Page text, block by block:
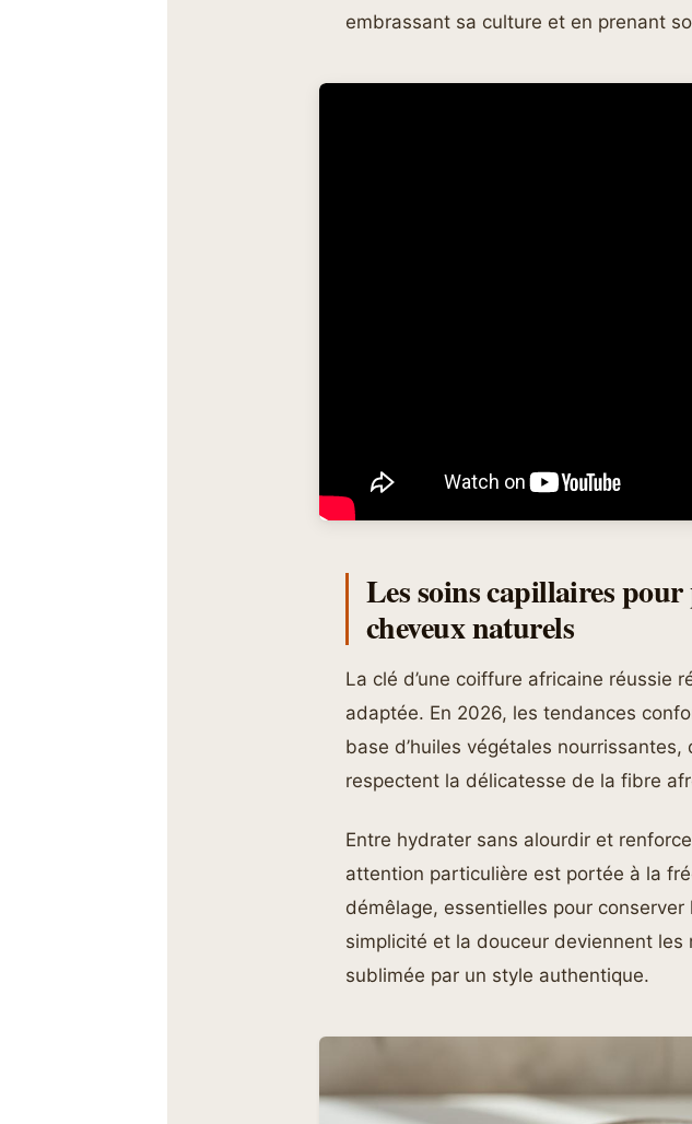
embrassant sa culture et en prenant
Les soins capillaires pour
cheveux naturels
La clé d’une coiffure africaine réussie
adaptée. En 2026, les tendances
base d’huiles végétales
respectent la délicatesse de la fibre
Entre hydrater sans alourdir et
attention particulière est portée à la
démêlage, essentielles pour
simplicité et la douceur deviennent les
sublimée par un style authentique.